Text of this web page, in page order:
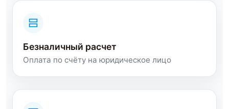
Безналичный расчет
Оплата по счёту на юридическое лицо